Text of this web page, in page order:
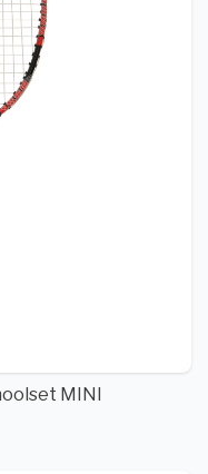
MINI